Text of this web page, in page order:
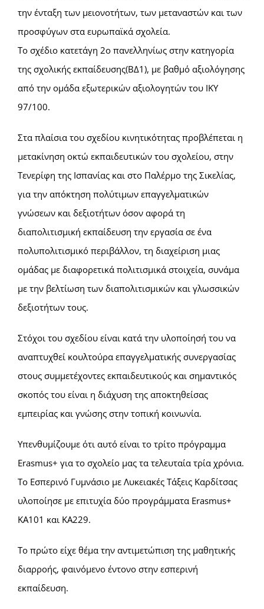
την ένταξη των μειονοτήτων, των μεταναστών και των
προσφύγων στα ευρωπαϊκά σχολεία.
Το σχέδιο κατετάγη 2ο πανελληνίως στην κατηγορία
της σχολικής εκπαίδευσης(ΒΔ1), με βαθμό αξιολόγησης
από την ομάδα εξωτερικών αξιολογητών του ΙΚΥ
97/100.
Στα πλαίσια του σχεδίου κινητικότητας προβλέπεται η
μετακίνηση οκτώ εκπαιδευτικών του σχολείου, στην
Τενερίφη της Ισπανίας και στο Παλέρμο της Σικελίας,
για την απόκτηση πολύτιμων επαγγελματικών
γνώσεων και δεξιοτήτων όσον αφορά τη
διαπολιτισμική εκπαίδευση την εργασία σε ένα
πολυπολιτισμικό περιβάλλον, τη διαχείριση μιας
ομάδας με διαφορετικά πολιτισμικά στοιχεία, συνάμα
με την βελτίωση των διαπολιτισμικών και γλωσσικών
δεξιοτήτων τους.
Στόχοι του σχεδίου είναι κατά την υλοποίησή του να
αναπτυχθεί κουλτούρα επαγγελματικής συνεργασίας
στους συμμετέχοντες εκπαιδευτικούς και σημαντικός
σκοπός του είναι η διάχυση της αποκτηθείσας
εμπειρίας και γνώσης στην τοπική κοινωνία.
Υπενθυμίζουμε ότι αυτό είναι το τρίτο πρόγραμμα
Erasmus+ για το σχολείο μας τα τελευταία τρία χρόνια.
Το Εσπερινό Γυμνάσιο με Λυκειακές Τάξεις Καρδίτσας
υλοποίησε με επιτυχία δύο προγράμματα Erasmus+
ΚΑ101 και ΚΑ229.
To πρώτο είχε θέμα την αντιμετώπιση της μαθητικής
διαρροής, φαινόμενο έντονο στην εσπερινή
εκπαίδευση.